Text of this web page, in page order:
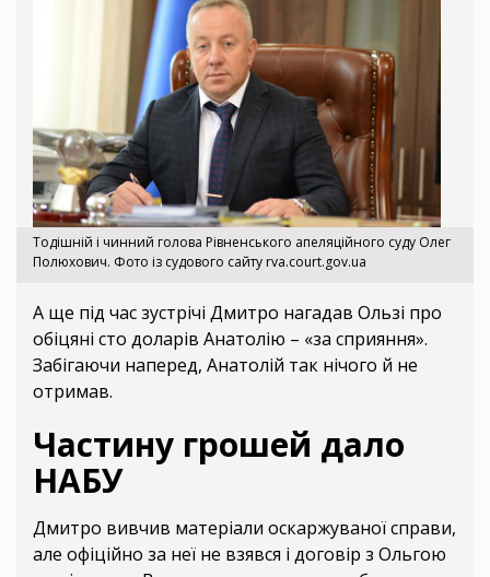
Тодішній і чинний голова Рівненського апеляційного суду Олег
Полюхович. Фото із судового сайту rva.court.gov.ua
А ще під час зустрічі Дмитро нагадав Ользі про
обіцяні сто доларів Анатолію – «за сприяння».
Забігаючи наперед, Анатолій так нічого й не
отримав.
Частину грошей дало
НАБУ
Дмитро вивчив матеріали оскаржуваної справи,
але офіційно за неї не взявся і договір з Ольгою